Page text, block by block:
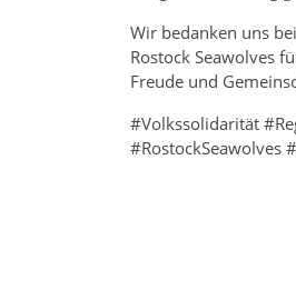
Wir bedanken uns
Rostock Seawolves
Freude und
#Volkssolidarität
#RostockSeawolves